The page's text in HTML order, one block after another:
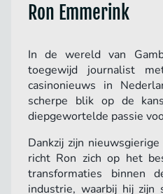
Ron Emmerink
In de wereld van
toegewijd journalist
casinonieuws in
scherpe blik op de
diepgewortelde passie
Dankzij zijn
richt Ron zich op het
transformaties binnen
industrie, waarbij hij zijn